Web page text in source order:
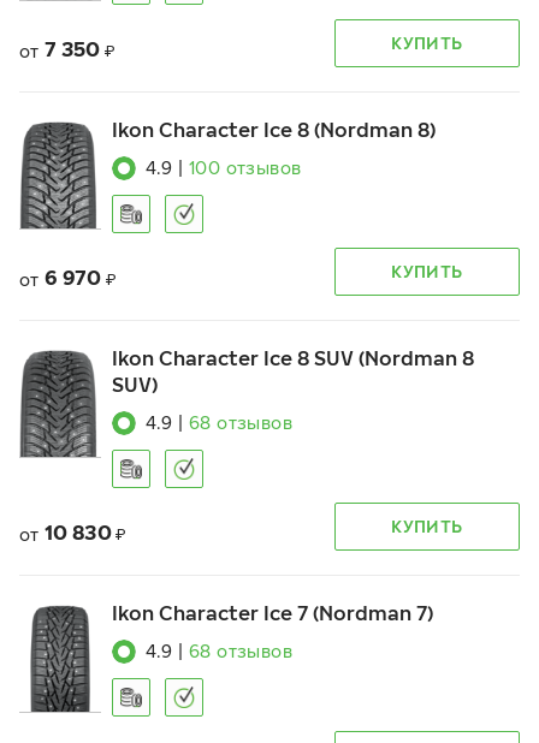
от 7 350 ₽ КУПИТЬ
Ikon Character Ice 8 (Nordman 8)
4.9 100 отзывов
от 6 970 ₽ КУПИТЬ
Ikon Character Ice 8 SUV (Nordman 8
SUV)
4.9 68 отзывов
от 10 830 ₽ КУПИТЬ
Ikon Character Ice 7 (Nordman 7)
4.9 68 отзывов